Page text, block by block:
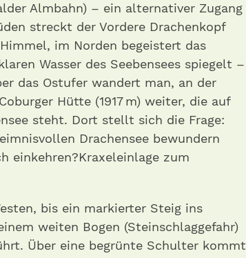
Almbahn) – ein alternativer Zugang
streckt der Vordere Drachenkopf
im Norden begeistert das
Wasser des Seebensees spiegelt –
das Ostufer wandert man, an der
Hütte (1917 m) weiter, die auf
steht. Dort stellt sich die Frage:
Drachensee bewundern
einkehren?Kraxeleinlage zum
bis ein markierter Steig ins
weiten Bogen (Steinschlaggefahr)
Über eine begrünte Schulter kommt